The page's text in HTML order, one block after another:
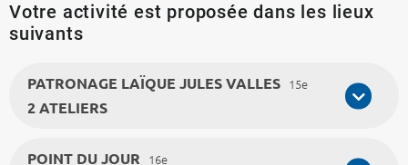
Votre activité est proposée dans les lieux
suivants
PATRONAGE LAÏQUE JULES VALLES 15e
2 ATELIERS
POINT DU JOUR 16e